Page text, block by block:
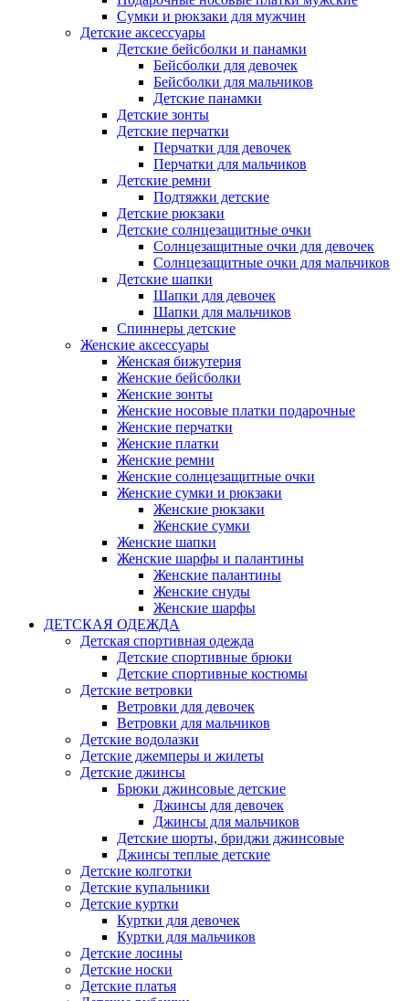
Сумки и рюкзаки для мужчин
Детские аксессуары
Детские бейсболки и панамки
Бейсболки для девочек
Бейсболки для мальчиков
Детские панамки
Детские зонты
Детские перчатки
Перчатки для девочек
Перчатки для мальчиков
Детские ремни
Подтяжки детские
Детские рюкзаки
Детские солнцезащитные очки
Солнцезащитные очки для девочек
Солнцезащитные очки для мальчиков
Детские шапки
Шапки для девочек
Шапки для мальчиков
Спиннеры детские
Женские аксессуары
Женская бижутерия
Женские бейсболки
Женские зонты
Женские носовые платки подарочные
Женские перчатки
Женские платки
Женские ремни
Женские солнцезащитные очки
Женские сумки и рюкзаки
Женские рюкзаки
Женские сумки
Женские шапки
Женские шарфы и палантины
Женские палантины
Женские снуды
Женские шарфы
ДЕТСКАЯ ОДЕЖДА
Детская спортивная одежда
Детские спортивные брюки
Детские спортивные костюмы
Детские ветровки
Ветровки для девочек
Ветровки для мальчиков
Детские водолазки
Детские джемперы и жилеты
Детские джинсы
Брюки джинсовые детские
Джинсы для девочек
Джинсы для мальчиков
Детские шорты, бриджи джинсовые
Джинсы теплые детские
Детские колготки
Детские купальники
Детские куртки
Куртки для девочек
Куртки для мальчиков
Детские лосины
Детские носки
Детские платья